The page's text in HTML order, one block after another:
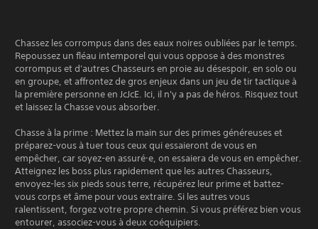
Chassez les corrompus dans des eaux noires oubliées par le temps.
Repoussez un fléau intemporel qui vous oppose à des monstres
corrompus et d'autres Chasseurs en proie au désespoir, en solo ou
en groupe, et affrontez de gros enjeux dans un jeu de tir tactique à
la première personne en JcJcE. Ici, il n'y a pas de héros. Risquez tout
et laissez la Chasse vous absorber.
Chasse à la prime : Mettez la main sur des primes généreuses et
préparez-vous à tuer tous ceux qui essaieront de vous en
empêcher, car soyez-en assuré⸱e, on essaiera de vous en empêcher.
Atteignez les boss plus rapidement que les autres Chasseurs,
envoyez-les six pieds sous terre, récupérez leur prime et battez-
vous corps et âme pour vous extraire. Si les autres vous
ralentissent, forgez votre propre chemin. Si vous préférez bien vous
entourer, associez-vous à deux coéquipiers.